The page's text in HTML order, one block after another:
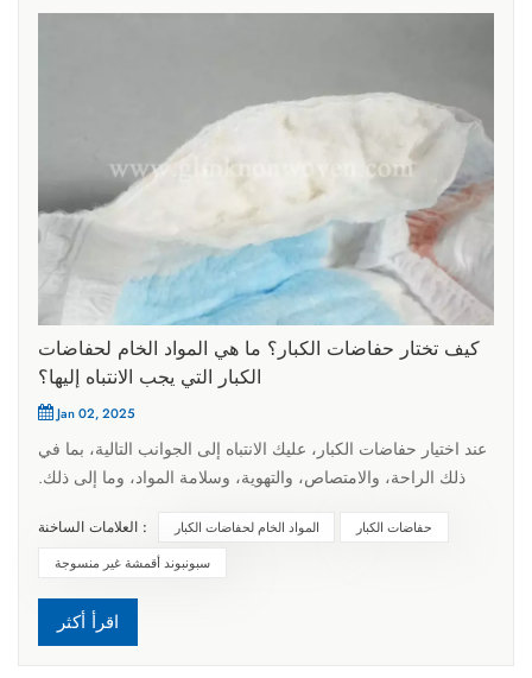
كيف تختار حفاضات الكبار؟ ما هي المواد الخام لحفاضات
الكبار التي يجب الانتباه إليها؟
Jan 02, 2025
عند اختيار حفاضات الكبار، عليك الانتباه إلى الجوانب التالية، بما في
ذلك الراحة، والامتصاص، والتهوية، وسلامة المواد، وما إلى ذلك.
الكبار التي تحتاج إلى الاهتمام: 1. الامتصاصمادة الطبقة الماصة:
تتكون الطبقة الماصة للحفاضات عمومًا من مادة بوليمر ماصة
السائل ويحبسه بسرعة، ويحافظ على جفاف الجلد، ويقلل من
التناضح العكسي للبول.معدل الامتصاص: عند الاختيار يجب مراعاة
العلامات الساخنة : المواد الخام لحفاضات الكبار
حفاضات الكبار
سبونبوند أقمشة غير منسوجة
اقرأ أكثر